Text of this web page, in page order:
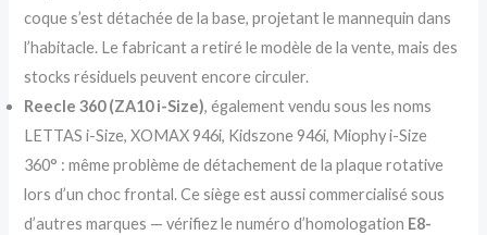
coque s’est détachée de la base, projetant le mannequin dans
l’habitacle. Le fabricant a retiré le modèle de la vente, mais des
stocks résiduels peuvent encore circuler.
Reecle 360 (ZA10 i-Size), également vendu sous les noms
LETTAS i-Size, XOMAX 946i, Kidszone 946i, Miophy i-Size
360° : même problème de détachement de la plaque rotative
lors d’un choc frontal. Ce siège est aussi commercialisé sous
d’autres marques — vérifiez le numéro d’homologation E8-